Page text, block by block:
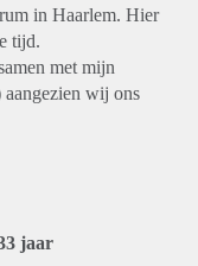
in Haarlem. Hier
tijd.
met mijn
wij ons
jaar